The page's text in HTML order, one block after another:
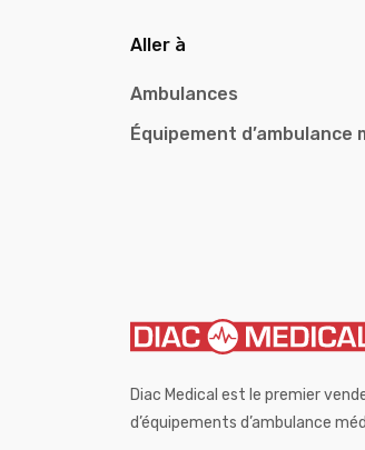
Diac Medical est le premier
d’équipements d’ambulance
Aller à
Ambulances
Équipement d’ambulance